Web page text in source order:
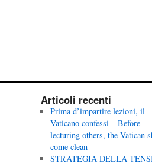
Articoli recenti
Prima d’impartire lezioni, il
Vaticano confessi – Before
lecturing others, the Vatican
come clean
STRATEGIA DELLA